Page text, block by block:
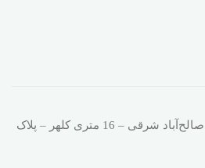
تهران – اتوبان بهشت‌زهرا – صالح‌آباد شرقی – 16 متری کلهر – پلاک